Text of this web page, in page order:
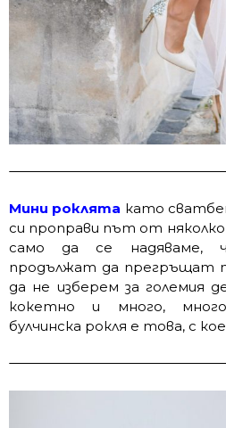
Мини роклята като
си проправи път от
само да се надяваме,
продължат да прегръщат
да не изберем за големия
кокетно и много,
булчинска рокля е това, с